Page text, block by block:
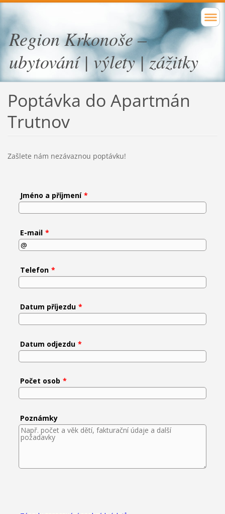
Region Krkonoše –
ubytování | výlety | zážitky
Poptávka do Apartmán
Trutnov
Zašlete nám nezávaznou poptávku!